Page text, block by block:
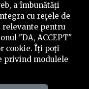
©2026PressOne.ro
editorială
a îmbunătăţi
cu reţele de
relevante pentru
"DA, ACCEPT"
cookie. Îţi poţi
privind modulele